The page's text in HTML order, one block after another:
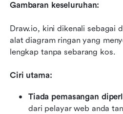
Gambaran keseluruhan:
Draw.io, kini dikenali sebagai
alat diagram ringan yang
lengkap tanpa sebarang kos.
Ciri utama:
Tiada pemasangan
dari pelayar web anda